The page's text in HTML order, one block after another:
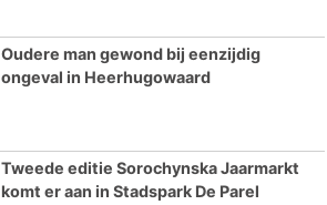
Oudere man gewond bij eenzijdig
ongeval in Heerhugowaard
Tweede editie Sorochynska Jaarmarkt
komt er aan in Stadspark De Parel